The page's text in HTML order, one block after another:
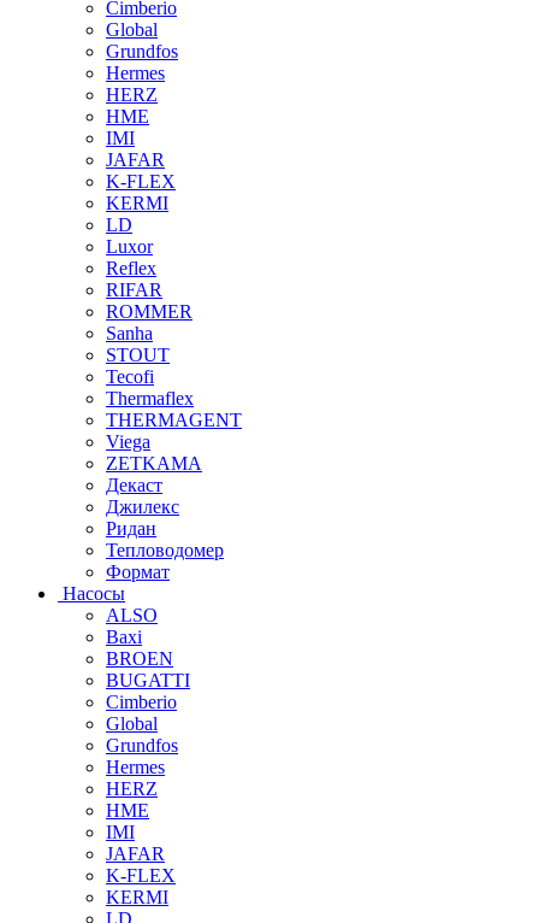
Cimberio
Global
Grundfos
Hermes
HERZ
HME
IMI
JAFAR
K-FLEX
KERMI
LD
Luxor
Reflex
RIFAR
ROMMER
Sanha
STOUT
Tecofi
Thermaflex
THERMAGENT
Viega
ZETKAMA
Декаст
Джилекс
Ридан
Тепловодомер
Формат
Насосы
ALSO
Baxi
BROEN
BUGATTI
Cimberio
Global
Grundfos
Hermes
HERZ
HME
IMI
JAFAR
K-FLEX
KERMI
LD